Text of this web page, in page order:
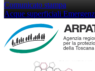
Comunicato stampa
Acque superficiali